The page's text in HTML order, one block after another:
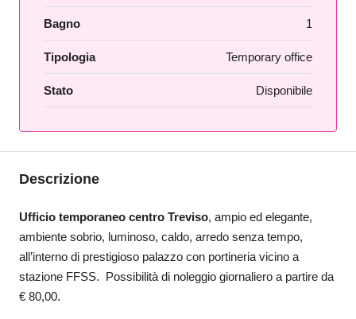
Bagno 1
Tipologia Temporary office
Stato Disponibile
Descrizione
Ufficio temporaneo centro Treviso, ampio ed elegante,
ambiente sobrio, luminoso, caldo, arredo senza tempo,
all’interno di prestigioso palazzo con portineria vicino a
stazione FFSS. Possibilità di noleggio giornaliero a partire da
€ 80,00.